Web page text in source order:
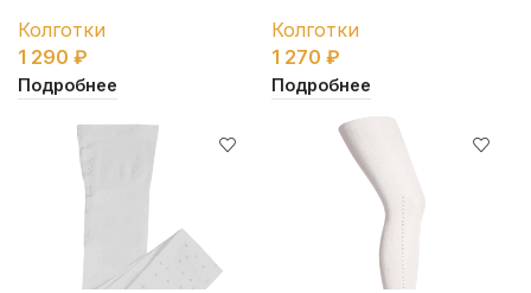
рисунком
“Circles”
Колготки
1 290 ₽
Подробнее
снежинкой
Колготки
1 270 ₽
Подробнее